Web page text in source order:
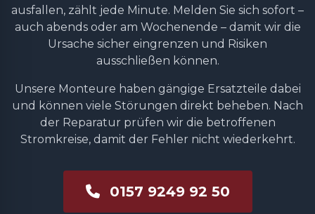
ausfallen, zählt jede Minute. Melden Sie sich sofort –
auch abends oder am Wochenende – damit wir die
Ursache sicher eingrenzen und Risiken
ausschließen können.
Unsere Monteure haben gängige Ersatzteile dabei
und können viele Störungen direkt beheben. Nach
der Reparatur prüfen wir die betroffenen
Stromkreise, damit der Fehler nicht wiederkehrt.
0157 9249 92 50